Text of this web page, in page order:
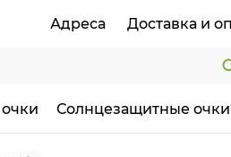
Адреса Доставка и
Солнцезащитные очки